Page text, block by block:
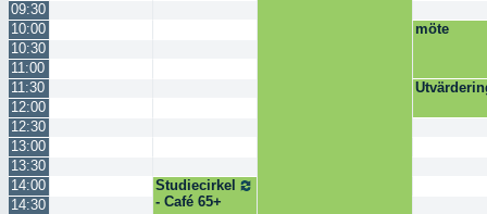
09:30
10:00
möte
10:30
11:00
11:30
12:00
12:30
13:00
13:30
14:00
Studiecirkel
- Café 65+
14:30